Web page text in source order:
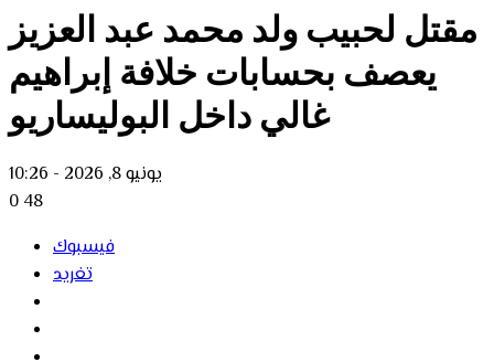
مقتل لحبيب ولد محمد عبد العزيز
يعصف بحسابات خلافة إبراهيم
غالي داخل البوليساريو
يونيو 8, 2026 - 10:26
0 48
فيسبوك
تغريد